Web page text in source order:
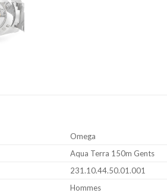
Omega
Aqua Terra 150m Gents
231.10.44.50.01.001
Hommes